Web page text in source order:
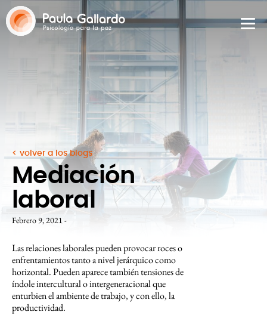
volver a los blogs
Mediación
laboral
Febrero 9, 2021 -
Las relaciones laborales pueden provocar roces o
enfrentamientos tanto a nivel jerárquico como
horizontal. Pueden aparece también tensiones de
índole intercultural o intergeneracional que
enturbien el ambiente de trabajo, y con ello, la
productividad.